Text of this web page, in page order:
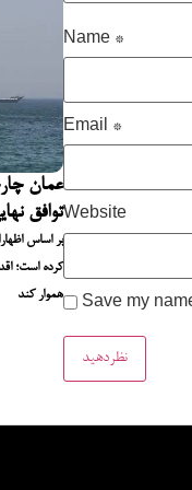
عمان
توافق
بر اساس
کرده است؛
هموار کند
Name *
Email *
Website
Save my